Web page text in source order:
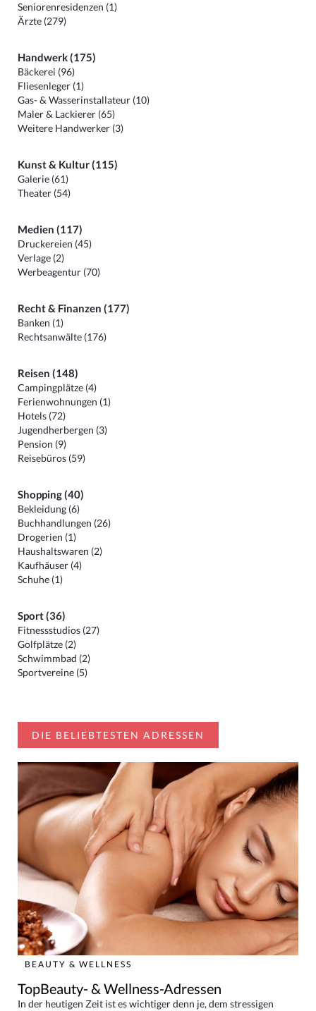
Seniorenresidenzen (1)
Ärzte (279)
Handwerk (175)
Bäckerei (96)
Fliesenleger (1)
Gas- & Wasserinstallateur (10)
Maler & Lackierer (65)
Weitere Handwerker (3)
Kunst & Kultur (115)
Galerie (61)
Theater (54)
Medien (117)
Druckereien (45)
Verlage (2)
Werbeagentur (70)
Recht & Finanzen (177)
Banken (1)
Rechtsanwälte (176)
Reisen (148)
Campingplätze (4)
Ferienwohnungen (1)
Hotels (72)
Jugendherbergen (3)
Pension (9)
Reisebüros (59)
Shopping (40)
Bekleidung (6)
Buchhandlungen (26)
Drogerien (1)
Haushaltswaren (2)
Kaufhäuser (4)
Schuhe (1)
Sport (36)
Fitnessstudios (27)
Golfplätze (2)
Schwimmbad (2)
Sportvereine (5)
DIE BELIEBTESTEN ADRESSEN
BEAUTY & WELLNESS
TopBeauty- & Wellness-Adressen
In der heutigen Zeit ist es wichtiger denn je, dem stressigen